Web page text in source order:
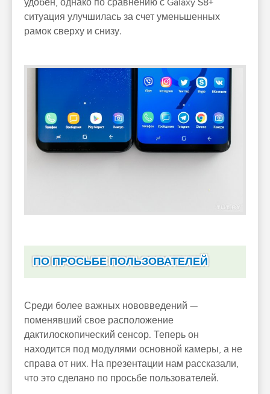
ситуация улучшилась за счет уменьшенных
рамок сверху и снизу.
ПО ПРОСЬБЕ ПОЛЬЗОВАТЕЛЕЙ
Среди более важных нововведений —
поменявший свое расположение
дактилоскопический сенсор. Теперь он
находится под модулями основной камеры, а не
справа от них. На презентации нам рассказали,
что это сделано по просьбе пользователей.